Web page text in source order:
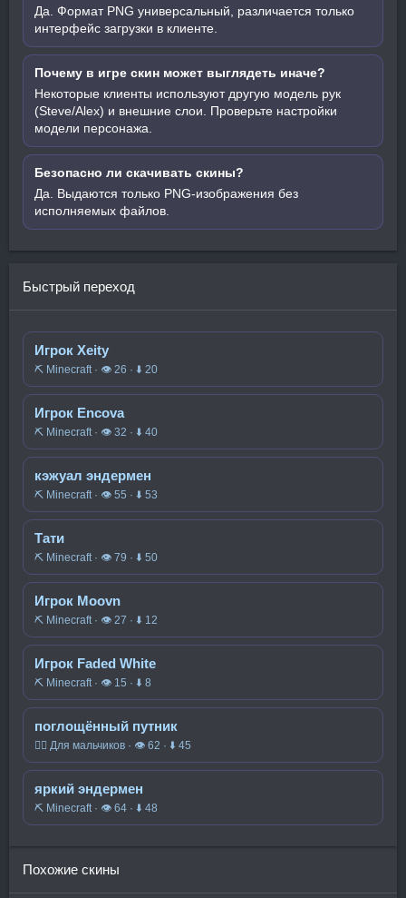
Да. Формат PNG универсальный, различается только
интерфейс загрузки в клиенте.
Почему в игре скин может выглядеть иначе?
Некоторые клиенты используют другую модель рук
(Steve/Alex) и внешние слои. Проверьте настройки
модели персонажа.
Безопасно ли скачивать скины?
Да. Выдаются только PNG-изображения без
исполняемых файлов.
Быстрый переход
Игрок Xeity
⛏️ Minecraft · 👁 26 · ⬇ 20
Игрок Encova
⛏️ Minecraft · 👁 32 · ⬇ 40
кэжуал эндермен
⛏️ Minecraft · 👁 55 · ⬇ 53
Тати
⛏️ Minecraft · 👁 79 · ⬇ 50
Игрок Moovn
⛏️ Minecraft · 👁 27 · ⬇ 12
Игрок Faded White
⛏️ Minecraft · 👁 15 · ⬇ 8
поглощённый путник
🧍‍♂️ Для мальчиков · 👁 62 · ⬇ 45
яркий эндермен
⛏️ Minecraft · 👁 64 · ⬇ 48
Похожие скины